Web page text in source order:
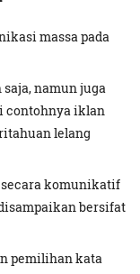
massa pada
namun juga
contohnya iklan
lelang
komunikatif
bersifat
pemilihan kata